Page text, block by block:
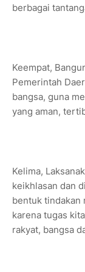
berbagai
Keempat,
Pemerintah
bangsa, guna
yang aman,
Kelima,
keikhlasan dan
bentuk tindakan
karena tugas
rakyat, bangsa